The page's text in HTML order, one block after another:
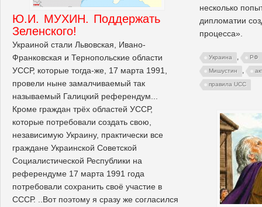
несколько
дипломатии
процесса».
Украина , РФ
Мишустин ,
правила UCC
Ю.И. МУХИН. Поддержать
Зеленского!
Украиной стали Львовская, Ивано-
Франковская и Тернопольские области
УССР, которые тогда-же, 17 марта 1991,
провели ныне замалчиваемый так
называемый Галицкий референдум...
Кроме граждан трёх областей УССР,
которые потребовали создать свою,
независимую Украину, практически все
граждане Украинской Советской
Социалистической Республики на
референдуме 17 марта 1991 года
потребовали сохранить своё участие в
СССР. ..Вот поэтому я сразу же согласился